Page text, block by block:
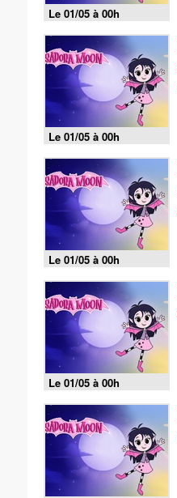
Le 01/05 à 00h
Le 01/05 à 00h
Le 01/05 à 00h
Le 01/05 à 00h